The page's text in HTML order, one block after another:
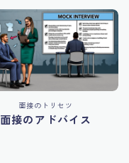
面接のトリセツ
面接のアドバイス